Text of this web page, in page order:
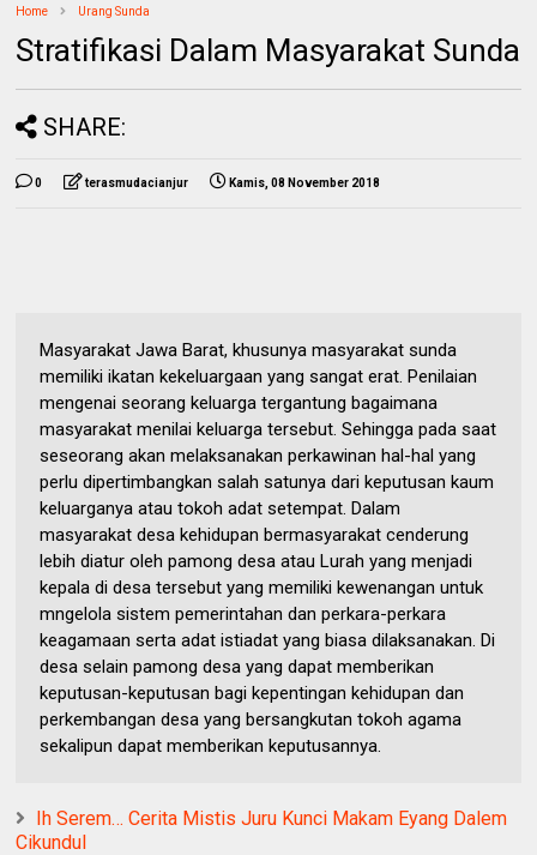
Home Urang Sunda
Stratifikasi Dalam Masyarakat Sunda
SHARE:
0 terasmudacianjur Kamis, 08 November 2018
Masyarakat Jawa Barat, khusunya masyarakat sunda
memiliki ikatan kekeluargaan yang sangat erat. Penilaian
mengenai seorang keluarga tergantung bagaimana
masyarakat menilai keluarga tersebut. Sehingga pada saat
seseorang akan melaksanakan perkawinan hal-hal yang
perlu dipertimbangkan salah satunya dari keputusan kaum
keluarganya atau tokoh adat setempat. Dalam
masyarakat desa kehidupan bermasyarakat cenderung
lebih diatur oleh pamong desa atau Lurah yang menjadi
kepala di desa tersebut yang memiliki kewenangan untuk
mngelola sistem pemerintahan dan perkara-perkara
keagamaan serta adat istiadat yang biasa dilaksanakan. Di
desa selain pamong desa yang dapat memberikan
keputusan-keputusan bagi kepentingan kehidupan dan
perkembangan desa yang bersangkutan tokoh agama
sekalipun dapat memberikan keputusannya.
Ih Serem… Cerita Mistis Juru Kunci Makam Eyang Dalem
Cikundul